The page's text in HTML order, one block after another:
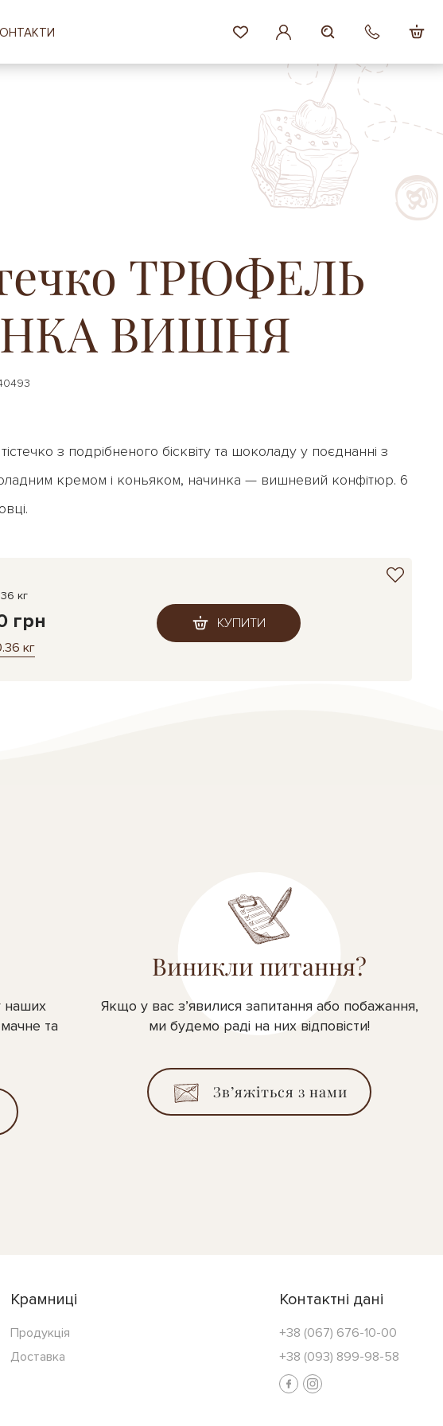
ТРЮФЕЛЬ
ВИШНЯ
з подрібненого бісквіту та шоколаду у поєднанні з
кремом і коньяком, начинка — вишневий конфітюр. 6
кг
грн
кг
КУПИТИ
наших
та
Виникли питання?
Якщо у вас з’явилися запитання або побажання,
ми будемо раді на них відповісти!
Зв’яжіться з нами
Крамниці
Продукція
Доставка
Контактні дані
+38 (067) 676-10-00
+38 (093) 899-98-58